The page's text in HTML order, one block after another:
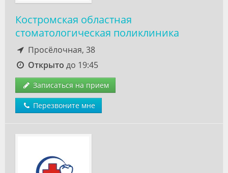
Костромская областная
стоматологическая поликлиника
Просёлочная, 38
Открыто до 19:45
Записаться на прием
Перезвоните мне